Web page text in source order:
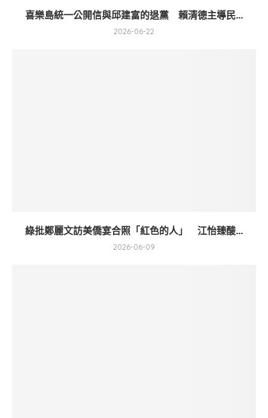
喜樂島統一公開信與邱建富的退黨 賴清德主導民...
2026-06-22
綠批鄭麗文訪美僑宴合照「紅色的人」 江怡臻酸...
2026-06-09